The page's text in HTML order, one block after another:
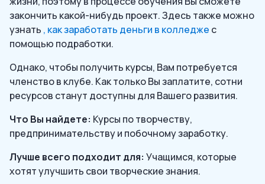
закончить какой-нибудь проект. Здесь также можно
узнать , как заработать деньги в колледже с
помощью подработки.
Однако, чтобы получить курсы, Вам потребуется
членство в клубе. Как только Вы заплатите, сотни
ресурсов станут доступны для Вашего развития.
Что Вы найдете: Курсы по творчеству,
предпринимательству и побочному заработку.
Лучше всего подходит для: Учащимся, которые
хотят улучшить свои творческие знания.